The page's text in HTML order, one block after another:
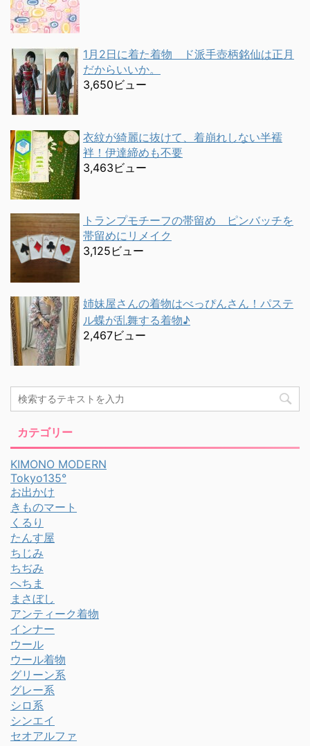
1月2日に着た着物 ド派手壺柄銘仙は正月
だからいいか。
3,650ビュー
衣紋が綺麗に抜けて、着崩れしない半襦
袢！伊達締めも不要
3,463ビュー
トランプモチーフの帯留め ピンバッチを
帯留めにリメイク
3,125ビュー
姉妹屋さんの着物はべっぴんさん！パステ
ル蝶が乱舞する着物♪
2,467ビュー
カテゴリー
KIMONO MODERN
Tokyo135°
お出かけ
きものマート
くるり
たんす屋
ちじみ
ちぢみ
へちま
まさぼし
アンティーク着物
インナー
ウール
ウール着物
グリーン系
グレー系
シロ系
シンエイ
セオアルファ